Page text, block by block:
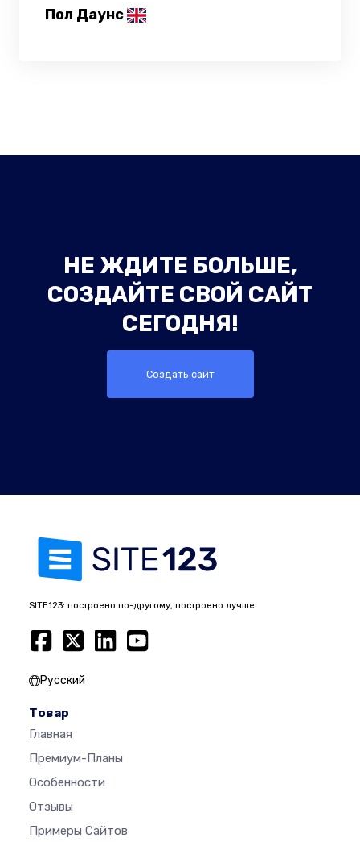
Пол Даунс
НЕ ЖДИТЕ БОЛЬШЕ,
СОЗДАЙТЕ СВОЙ САЙТ
СЕГОДНЯ!
Создать сайт
SITE123: построено по-другому, построено лучше.
Русский
Товар
Главная
Премиум-Планы
Особенности
Отзывы
Примеры Сайтов